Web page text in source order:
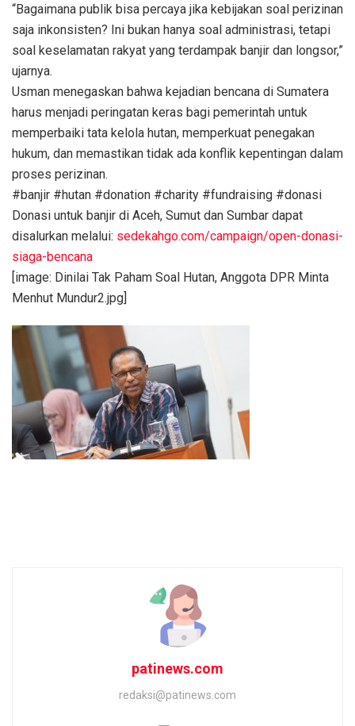
“Bagaimana publik bisa percaya jika kebijakan soal perizinan
saja inkonsisten? Ini bukan hanya soal administrasi, tetapi
soal keselamatan rakyat yang terdampak banjir dan longsor,”
ujarnya.
Usman menegaskan bahwa kejadian bencana di Sumatera
harus menjadi peringatan keras bagi pemerintah untuk
memperbaiki tata kelola hutan, memperkuat penegakan
hukum, dan memastikan tidak ada konflik kepentingan dalam
proses perizinan.
#banjir #hutan #donation #charity #fundraising #donasi
Donasi untuk banjir di Aceh, Sumut dan Sumbar dapat
disalurkan melalui: sedekahgo.com/campaign/open-donasi-
siaga-bencana
[image: Dinilai Tak Paham Soal Hutan, Anggota DPR Minta
Menhut Mundur2.jpg]
patinews.com
redaksi@patinews.com